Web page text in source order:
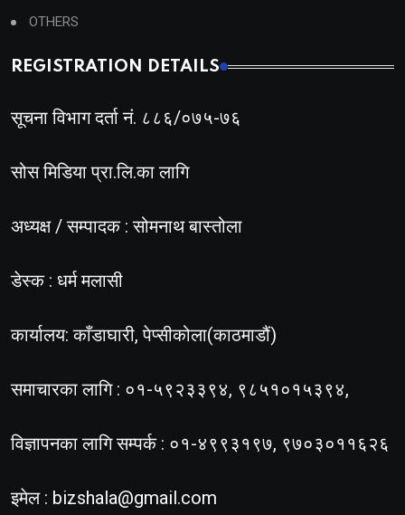
OTHERS
REGISTRATION DETAILS
सूचना विभाग दर्ता नं. ८८६/०७५-७६
सोस मिडिया प्रा.लि.का लागि
अध्यक्ष / सम्पादक : सोमनाथ बास्तोला
डेस्क : धर्म मलासी
कार्यालय: काँडाघारी, पेप्सीकोला(काठमाडौं)
समाचारका लागि : ०१-५९२३३९४, ९८५१०१५३९४,
विज्ञापनका लागि सम्पर्क : ०१-४९९३१९७, ९७०३०११६२६
इमेल : bizshala@gmail.com